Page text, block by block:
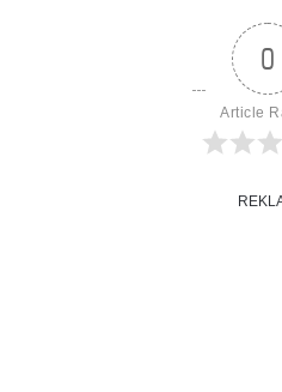
0
Article